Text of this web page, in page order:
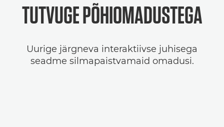
TUTVUGE PÕHIOMADUSTEGA
Uurige järgneva interaktiivse juhisega
seadme silmapaistvamaid omadusi.